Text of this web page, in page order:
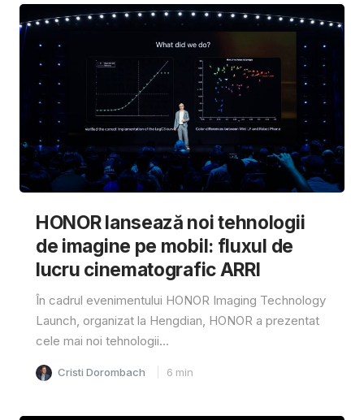
HONOR lansează noi tehnologii
de imagine pe mobil: fluxul de
lucru cinematografic ARRI
În cadrul evenimentului HONOR Imaging Technology
Launch, organizat la Hengdian, HONOR a prezentat
cele mai noi tehnologii...
Cristi Dorombach 6 min